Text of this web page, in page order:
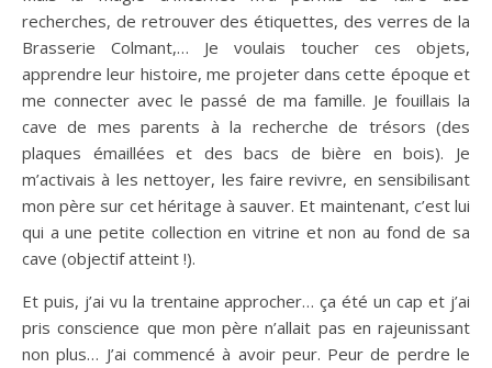
recherches, de retrouver des étiquettes, des verres de la
Brasserie Colmant,… Je voulais toucher ces objets,
apprendre leur histoire, me projeter dans cette époque et
me connecter avec le passé de ma famille. Je fouillais la
cave de mes parents à la recherche de trésors (des
plaques émaillées et des bacs de bière en bois). Je
m’activais à les nettoyer, les faire revivre, en sensibilisant
mon père sur cet héritage à sauver. Et maintenant, c’est lui
qui a une petite collection en vitrine et non au fond de sa
cave (objectif atteint !).
Et puis, j’ai vu la trentaine approcher… ça été un cap et j’ai
pris conscience que mon père n’allait pas en rajeunissant
non plus… J’ai commencé à avoir peur. Peur de perdre le